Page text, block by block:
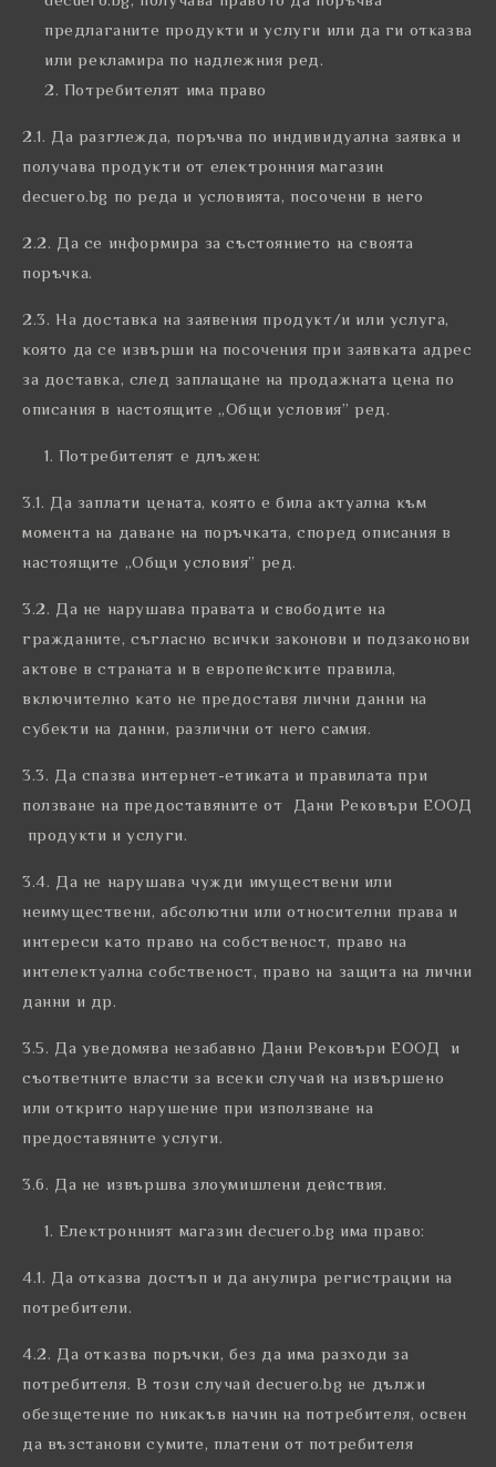
предлаганите продукти и услуги или да ги отказва
или рекламира по надлежния ред.
Потребителят има право
2.1. Да разглежда, поръчва по индивидуална заявка и
получава продукти от електронния магазин
decuero.bg по реда и условията, посочени в него
2.2. Да се информира за състоянието на своята
поръчка.
2.3. На доставка на заявения продукт/и или услуга,
която да се извърши на посочения при заявката адрес
за доставка, след заплащане на продажната цена по
описания в настоящите „Общи условия” ред.
Потребителят е длъжен:
3.1. Да заплати цената, която е била актуална към
момента на даване на поръчката, според описания в
настоящите „Общи условия” ред.
3.2. Да не нарушава правата и свободите на
гражданите, съгласно всички законови и подзаконови
актове в страната и в европейските правила,
включително като не предоставя лични данни на
субекти на данни, различни от него самия.
3.3. Да спазва интернет-етиката и правилата при
ползване на предоставяните от Дани Рековъри ЕООД
продукти и услуги.
3.4. Да не нарушава чужди имуществени или
неимуществени, абсолютни или относителни права и
интереси като право на собственост, право на
интелектуална собственост, право на защита на лични
данни и др.
3.5. Да уведомява незабавно Дани Рековъри ЕООД и
съответните власти за всеки случай на извършено
или открито нарушение при използване на
предоставяните услуги.
3.6. Да не извършва злоумишлени действия.
Електронният магазин decuero.bg има право:
4.1. Да отказва достъп и да анулира регистрации на
потребители.
4.2. Да отказва поръчки, без да има разходи за
потребителя. В този случай decuero.bg не дължи
обезщетение по никакъв начин на потребителя, освен
да възстанови сумите, платени от потребителя